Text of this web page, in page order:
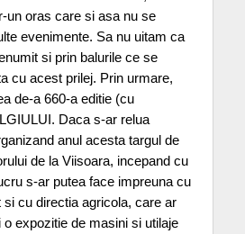
un oras care si asa nu se
evenimente. Sa nu uitam ca
si prin balurile ce se
cu acest prilej. Prin urmare,
de-a 660-a editie (cu
Daca s-ar relua
anul acesta targul de
de la Viisoara, incepand cu
s-ar putea face impreuna cu
cu directia agricola, care ar
expozitie de masini si utilaje